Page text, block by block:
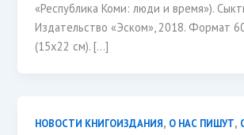
«Республика Коми: люди и время»).
Издательство «Эском», 2018. Формат
(15х22 см). […]
НОВОСТИ КНИГОИЗДАНИЯ, О НАС ПИШУТ,